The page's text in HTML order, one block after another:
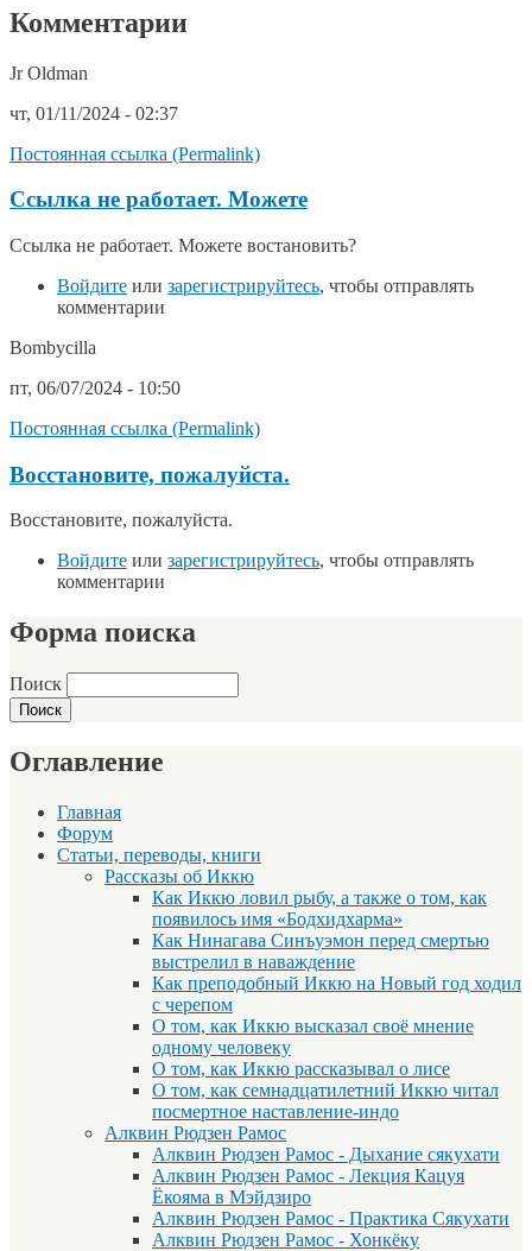
Комментарии
Jr Oldman
чт, 01/11/2024 - 02:37
Постоянная ссылка (Permalink)
Ссылка не работает. Можете
Ссылка не работает. Можете востановить?
Войдите или зарегистрируйтесь, чтобы отправлять
комментарии
Bombycilla
пт, 06/07/2024 - 10:50
Постоянная ссылка (Permalink)
Восстановите, пожалуйста.
Восстановите, пожалуйста.
Войдите или зарегистрируйтесь, чтобы отправлять
комментарии
Форма поиска
Поиск
Оглавление
Главная
Форум
Статьи, переводы, книги
Рассказы об Иккю
Как Иккю ловил рыбу, а также о том, как
появилось имя «Бодхидхарма»
Как Нинагава Синъуэмон перед смертью
выстрелил в наваждение
Как преподобный Иккю на Новый год ходил
с черепом
О том, как Иккю высказал своё мнение
одному человеку
О том, как Иккю рассказывал о лисе
О том, как семнадцатилетний Иккю читал
посмертное наставление-индо
Алквин Рюдзен Рамос
Алквин Рюдзен Рамос - Дыхание сякухати
Алквин Рюдзен Рамос - Лекция Кацуя
Ёкояма в Мэйдзиро
Алквин Рюдзен Рамос - Практика Сякухати
Алквин Рюдзен Рамос - Хонкёку